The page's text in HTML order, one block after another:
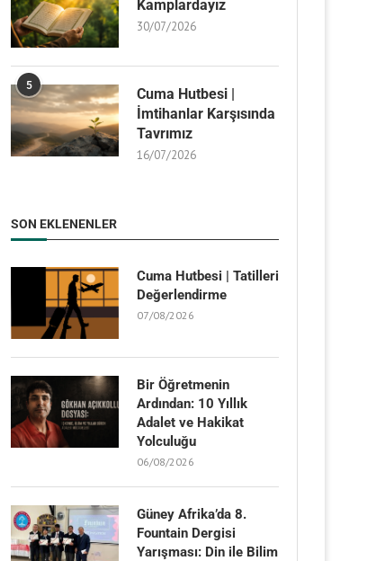
Kamplardayız
30/07/2026
5
Cuma Hutbesi |
İmtihanlar Karşısında
Tavrımız
16/07/2026
SON EKLENENLER
Cuma Hutbesi | Tatilleri
Değerlendirme
07/08/2026
Bir Öğretmenin
Ardından: 10 Yıllık
Adalet ve Hakikat
Yolculuğu
06/08/2026
Güney Afrika’da 8.
Fountain Dergisi
Yarışması: Din ile Bilim